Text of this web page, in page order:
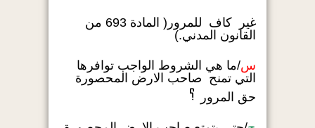
غير كاف للمرور( المادة 693 من
القانون المدني.)
س/ما هي الشروط الواجب توافرها
التي تمنح صاحب الارض المحصورة
حق المرور